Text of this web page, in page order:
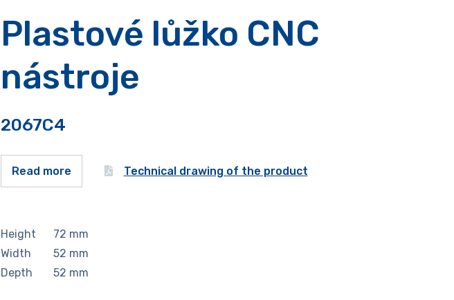
Plastové lůžko CNC
nástroje
2067C4
Read more Technical drawing of the product
Height 72 mm
Width
52 mm
Depth
52 mm